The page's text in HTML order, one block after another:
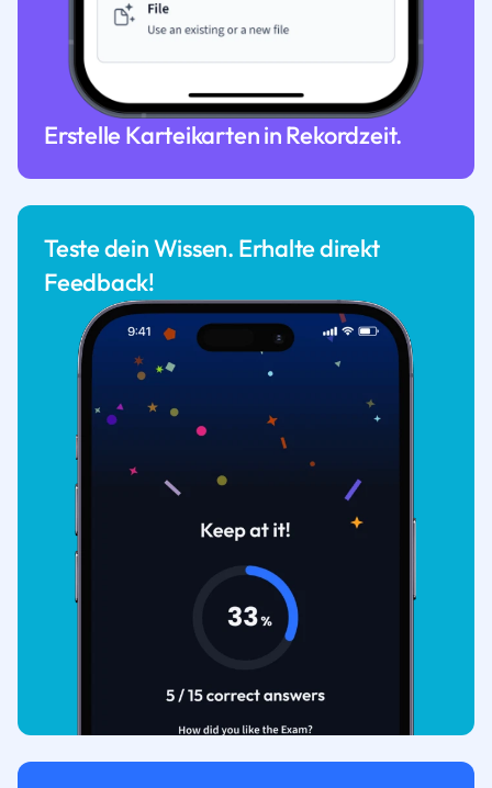
Erstelle Karteikarten in Rekordzeit.
Teste dein Wissen. Erhalte direkt
Feedback!